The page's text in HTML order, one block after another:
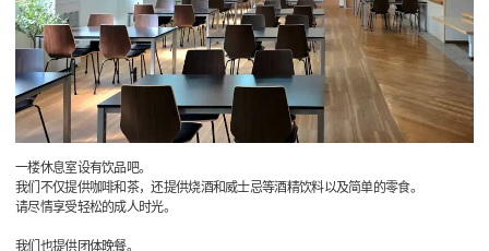
一楼休息室设有饮品吧。
我们不仅提供咖啡和茶，还提供烧酒和威士忌等酒精饮料以及简单的零食。
请尽情享受轻松的成人时光。
我们也提供团体晚餐。